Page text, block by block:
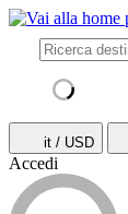
it / USD
Accedi